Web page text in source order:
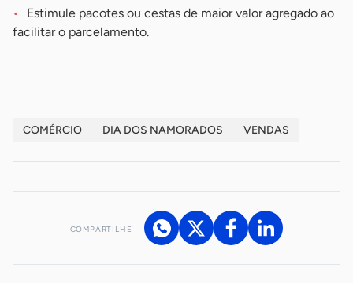
Estimule pacotes ou cestas de maior valor agregado ao
facilitar o parcelamento.
COMÉRCIO DIA DOS NAMORADOS VENDAS
COMPARTILHE